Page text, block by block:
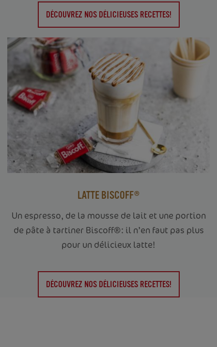
ACCUEIL
DÉCOUVREZ NOS DÉLICIEUSES RECETTES!
LATTE BISCOFF®
Un espresso, de la mousse de lait et une portion
de pâte à tartiner Biscoff®: il n’en faut pas plus
pour un délicieux latte!
DÉCOUVREZ NOS DÉLICIEUSES RECETTES!